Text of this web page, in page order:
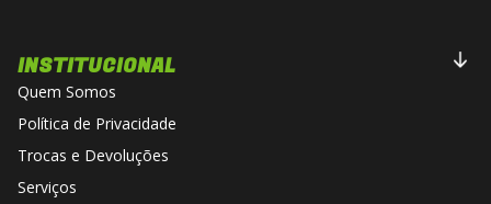
INSTITUCIONAL
Quem Somos
Política de Privacidade
Trocas e Devoluções
Serviços